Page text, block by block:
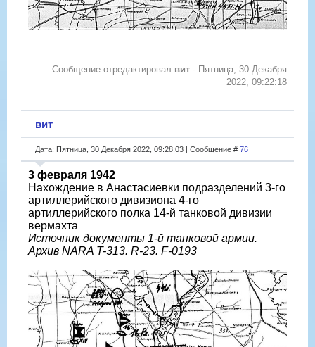
Сообщение отредактировал вит - Пятница, 30 Декабря
2022, 09:22:18
вит
Дата: Пятница, 30 Декабря 2022, 09:28:03 | Сообщение # 76
3 февраля 1942
Нахождение в Анастасиевки подразделений 3-го
артиллерийского дивизиона 4-го
артиллерийского полка 14-й танковой дивизии
вермахта
Источник документы 1-й танковой армии.
Архив NARA T-313. R-23. F-0193